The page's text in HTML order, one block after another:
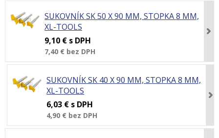
SUKOVNÍK SK 50 X 90 MM, STOPKA 8 MM,
XL-TOOLS
9,10 € s DPH
7,40 € bez DPH
SUKOVNÍK SK 40 X 90 MM, STOPKA 8 MM,
XL-TOOLS
6,03 € s DPH
4,90 € bez DPH